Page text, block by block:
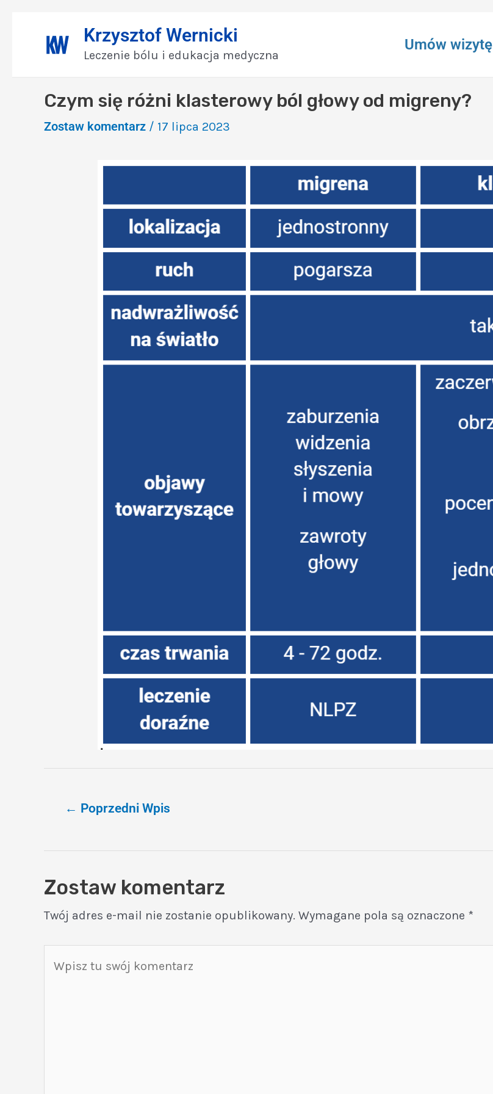
Krzysztof Wernicki
Leczenie bólu i edukacja medyczna
Umów wizytę
Czym się różni klasterowy ból głowy od migreny?
Zostaw komentarz / 17 lipca 2023
wpisu
← Poprzedni Wpis
Zostaw komentarz
Twój adres e-mail nie zostanie opublikowany. Wymagane pola są oznaczone *